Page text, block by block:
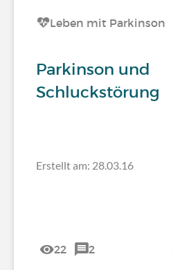
Leben mit Parkinson
Parkinson und
Schluckstörung
Erstellt am: 28.03.16
22 2